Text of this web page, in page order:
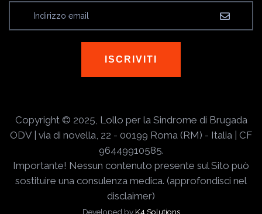
ISCRIVITI
Copyright © 2025, Lollo per la Sindrome di Brugada
ODV | via di novella, 22 - 00199 Roma (RM) - Italia | CF
96449910585.
Importante! Nessun contenuto presente sul Sito può
sostituire una consulenza medica. (approfondisci nel
disclaimer)
Developed by K4 Solutions